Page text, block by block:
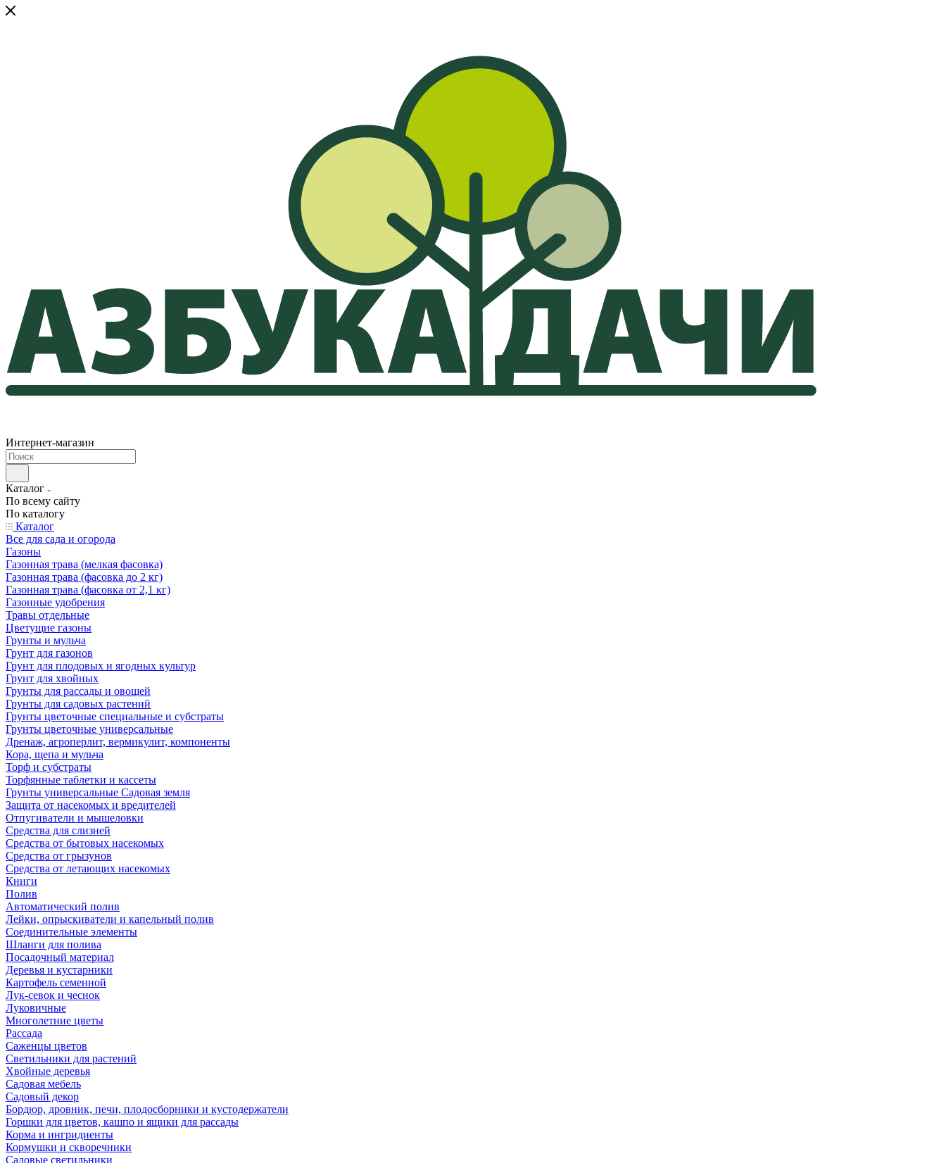
Интернет-магазин
Каталог
По всему сайту
По каталогу
Каталог
Все для сада и огорода
Газоны
Газонная трава (мелкая фасовка)
Газонная трава (фасовка до 2 кг)
Газонная трава (фасовка от 2,1 кг)
Газонные удобрения
Травы отдельные
Цветущие газоны
Грунты и мульча
Грунт для газонов
Грунт для плодовых и ягодных культур
Грунт для хвойных
Грунты для рассады и овощей
Грунты для садовых растений
Грунты цветочные специальные и субстраты
Грунты цветочные универсальные
Дренаж, агроперлит, вермикулит, компоненты
Кора, щепа и мульча
Торф и субстраты
Торфянные таблетки и кассеты
Грунты универсальные Садовая земля
Защита от насекомых и вредителей
Отпугиватели и мышеловки
Средства для слизней
Средства от бытовых насекомых
Средства от грызунов
Средства от летающих насекомых
Книги
Полив
Автоматический полив
Лейки, опрыскиватели и капельный полив
Соединительные элементы
Шланги для полива
Посадочный материал
Деревья и кустарники
Картофель семенной
Лук-севок и чеснок
Луковичные
Многолетние цветы
Рассада
Саженцы цветов
Светильники для растений
Хвойные деревья
Садовая мебель
Садовый декор
Бордюр, дровник, печи, плодосборники и кустодержатели
Горшки для цветов, кашпо и ящики для рассады
Корма и ингридиенты
Кормушки и скворечники
Садовые светильники